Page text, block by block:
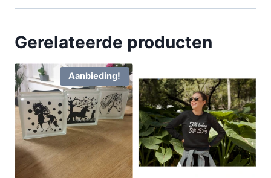
Gerelateerde producten
Aanbieding!